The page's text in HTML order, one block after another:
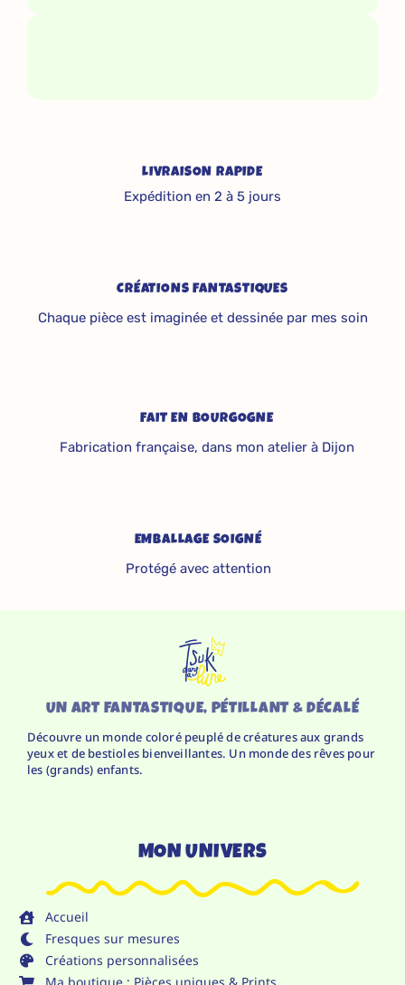
LIVRAISON RAPIDE
Expédition en 2 à 5 jours
CRÉATIONS FANTASTIQUES
Chaque pièce est imaginée et dessinée par mes soin
FAIT EN BOURGOGNE
Fabrication française, dans mon atelier à Dijon
EMBALLAGE SOIGNÉ
Protégé avec attention
UN ART FANTASTIQUE, PÉTILLANT & DÉCALÉ
Découvre un monde coloré peuplé de créatures aux grands
yeux et de bestioles bienveillantes. Un monde des rêves pour
les (grands) enfants.
MON UNIVERS
Accueil
Fresques sur mesures
Créations personnalisées